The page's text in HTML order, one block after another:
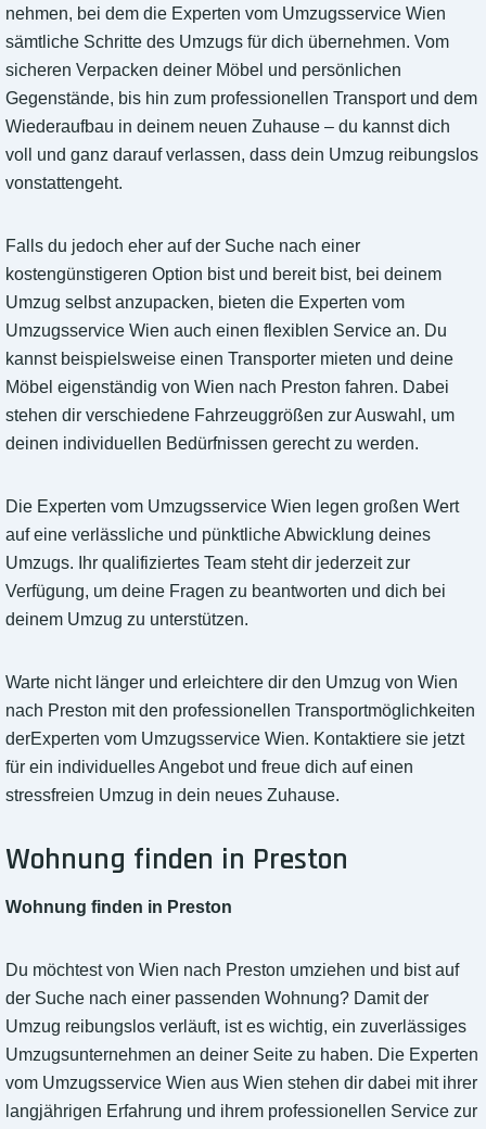
nehmen, bei dem die Experten vom Umzugsservice Wien
sämtliche Schritte des Umzugs für dich übernehmen. Vom
sicheren Verpacken deiner Möbel und persönlichen
Gegenstände, bis hin zum professionellen Transport und dem
Wiederaufbau in deinem neuen Zuhause – du kannst dich
voll und ganz darauf verlassen, dass dein Umzug reibungslos
vonstattengeht.
Falls du jedoch eher auf der Suche nach einer
kostengünstigeren Option bist und bereit bist, bei deinem
Umzug selbst anzupacken, bieten die Experten vom
Umzugsservice Wien auch einen flexiblen Service an. Du
kannst beispielsweise einen Transporter mieten und deine
Möbel eigenständig von Wien nach Preston fahren. Dabei
stehen dir verschiedene Fahrzeuggrößen zur Auswahl, um
deinen individuellen Bedürfnissen gerecht zu werden.
Die Experten vom Umzugsservice Wien legen großen Wert
auf eine verlässliche und pünktliche Abwicklung deines
Umzugs. Ihr qualifiziertes Team steht dir jederzeit zur
Verfügung, um deine Fragen zu beantworten und dich bei
deinem Umzug zu unterstützen.
Warte nicht länger und erleichtere dir den Umzug von Wien
nach Preston mit den professionellen Transportmöglichkeiten
derExperten vom Umzugsservice Wien. Kontaktiere sie jetzt
für ein individuelles Angebot und freue dich auf einen
stressfreien Umzug in dein neues Zuhause.
Wohnung finden in Preston
Wohnung finden in Preston
Du möchtest von Wien nach Preston umziehen und bist auf
der Suche nach einer passenden Wohnung? Damit der
Umzug reibungslos verläuft, ist es wichtig, ein zuverlässiges
Umzugsunternehmen an deiner Seite zu haben. Die Experten
vom Umzugsservice Wien aus Wien stehen dir dabei mit ihrer
langjährigen Erfahrung und ihrem professionellen Service zur